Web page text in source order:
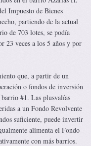
Impuesto de Bienes
partiendo de la actual
de 703 lotes, se podía
23 veces a los 5 años y por
que, a partir de un
o fondos de inversión
#1. Las plusvalías
a un Fondo Revolvente
suficiente, puede invertir
alimenta el Fondo
con más barrios.